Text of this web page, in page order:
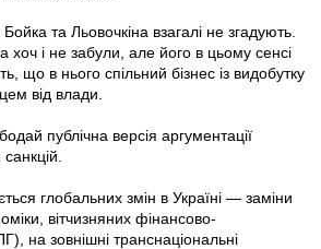
та Льовочкіна взагалі не згадують.
і не забули, але його в цьому сенсі
що в нього спільний бізнес із видобутку
від влади.
публічна версія аргументації
глобальних змін в Україні — заміни
вітчизняних фінансово-
на зовнішні транснаціональні